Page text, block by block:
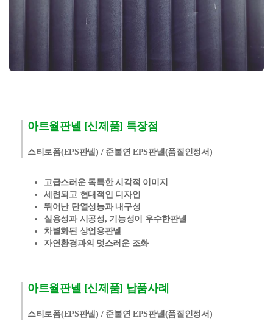
아트월판넬 [신제품] 특장점
스티로폼(EPS판넬) / 준불연 EPS판넬(품질인정서)
고급스러운 독특한 시각적 이미지
세련되고 현대적인 디자인
뛰어난 단열성능과 내구성
실용성과 시공성, 기능성이 우수한판넬
차별화된 상업용판넬
자연환경과의 멋스러운 조화
아트월판넬 [신제품] 납품사례
스티로폼(EPS판넬) / 준불연 EPS판넬(품질인정서)